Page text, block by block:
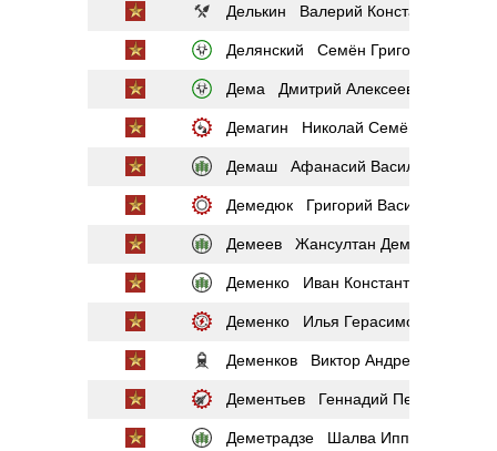
Делькин Валерий Константинович
Делянский Семён Григорьевич
Дема Дмитрий Алексеевич
Демагин Николай Семёнович
Демаш Афанасий Васильевич
Демедюк Григорий Васильевич
Демеев Жансултан Демеевич
Деменко Иван Константинович
Деменко Илья Герасимович
Деменков Виктор Андреевич
Дементьев Геннадий Петрович
Деметрадзе Шалва Ипполитович